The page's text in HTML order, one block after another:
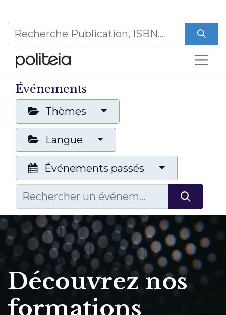
Événements
Thèmes
Langue
Événements passés
Découvrez nos
formations